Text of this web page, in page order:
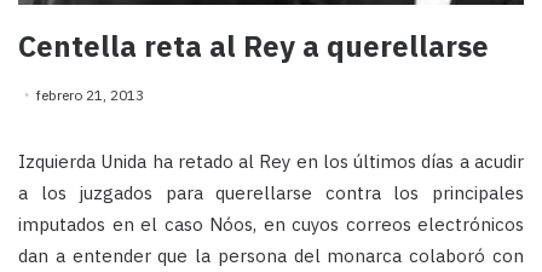
Centella reta al Rey a querellarse
febrero 21, 2013
Izquierda Unida ha retado al Rey en los últimos días a acudir
a los juzgados para querellarse contra los principales
imputados en el caso Nóos, en cuyos correos electrónicos
dan a entender que la persona del monarca colaboró con